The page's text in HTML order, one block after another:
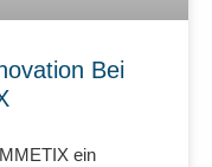
Bei
ein